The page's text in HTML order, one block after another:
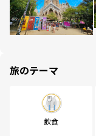
旅のテーマ
飲食